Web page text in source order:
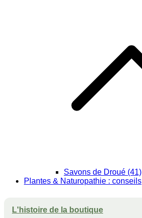
Savons de Droué (41)
Plantes & Naturopathie : conseils
L'histoire de la boutique